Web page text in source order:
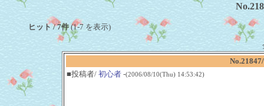
ヒット / 7件 (1-7 を表示)
■投稿者/ 初心者-(2006/08/10(Thu) 14:53:42)